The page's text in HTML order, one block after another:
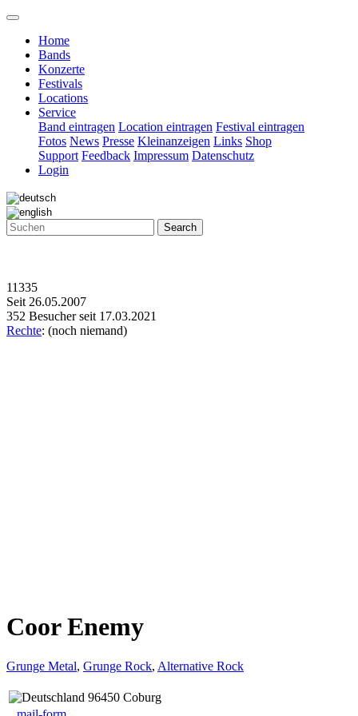
Home
Bands
Konzerte
Festivals
Locations
Service
Band eintragen Location eintragen Festival eintragen
Fotos News Presse Kleinanzeigen Links Shop
Support Feedback Impressum Datenschutz
Login
Search
11335
Seit 26.05.2007
352 Besucher seit 17.03.2021
Rechte: (noch niemand)
Coor Enemy
Grunge Metal, Grunge Rock, Alternative Rock
96450 Coburg